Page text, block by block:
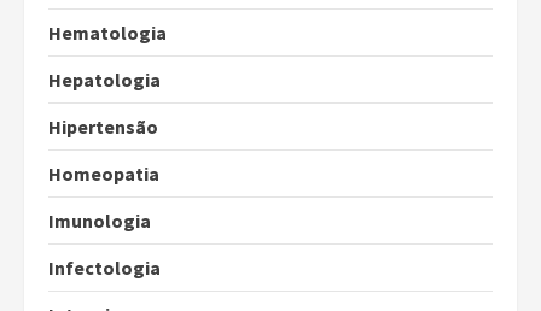
Hematologia
Hepatologia
Hipertensão
Homeopatia
Imunologia
Infectologia